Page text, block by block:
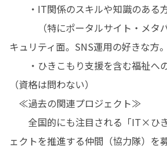
・IT関係のスキルや知識のある方
（特にポータルサイト・メタバ
キュリティ面。SNS運用の好きな方。
・ひきこもり支援を含む福祉へ
（資格は問わない）
≪過去の関連プロジェクト≫
全国的にも注目される「IT×ひき
ェクトを推進する仲間（協力隊）を